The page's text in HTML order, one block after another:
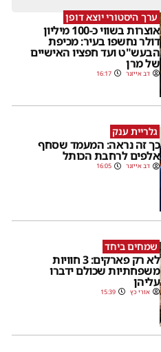
ערך היסטורי יוצא דופן
אוצרות בשווי כ-100 מיליון
דולר נחשפו בעיר: מכיפת
הבעש"ט ועד חפציו האישיים
של מרן
דב אייזנר 16:17
גלריית ענק
כך זה נראה: המעמד שסחף
אלפים לרחבת הכותל
דב אייזנר 16:05
שמחים ביחד
לא רק פארקים: 3 חוויות
משפחתיות שכולם ידברו
עליהן
אורי כץ 15:39